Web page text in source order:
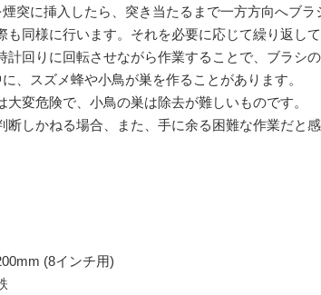
突に挿入したら、突き当たるまで一方方向へブラ
も同様に行います。それを必要に応じて繰り返して
計回りに回転させながら作業することで、ブラシの
、スズメ蜂や小鳥が巣を作ることがあります。
大変危険で、小鳥の巣は除去が難しいものです。
断しかねる場合、また、手に余る困難な作業だと
(8インチ用)